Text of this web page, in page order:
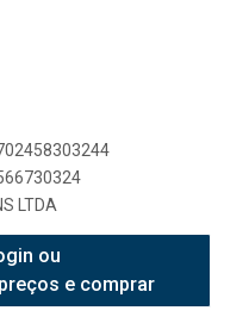
LTDA
ou
e comprar